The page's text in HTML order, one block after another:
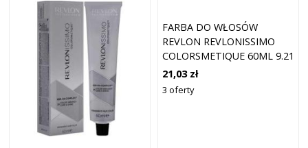
FARBA DO WŁOSÓW
REVLON REVLONISSIMO
COLORSMETIQUE 60ML 9.21
| BARDZO JASNY BLOND
POPIELATO-IRYZUJĄCY
21,03 zł
3 oferty